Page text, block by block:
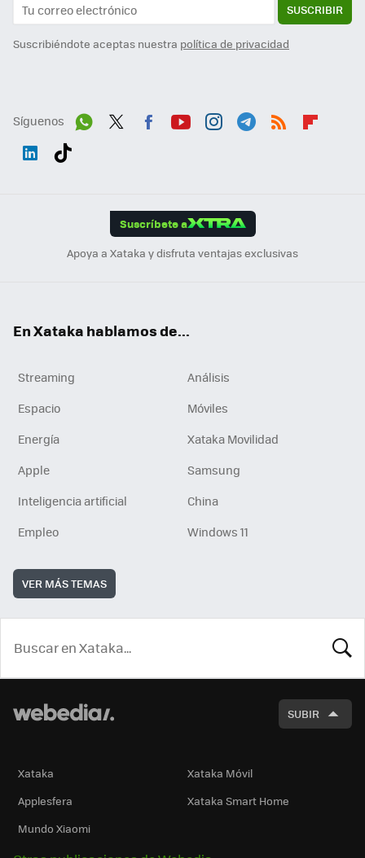
SUSCRIBIR
Suscribiéndote aceptas nuestra política de privacidad
Síguenos
Suscríbete a
Apoya a Xataka y disfruta ventajas exclusivas
En Xataka hablamos de...
Streaming
Análisis
Espacio
Móviles
Energía
Xataka Movilidad
Apple
Samsung
Inteligencia artificial
China
Empleo
Windows 11
VER MÁS TEMAS
SUBIR
Xataka
Xataka Móvil
Applesfera
Xataka Smart Home
Mundo Xiaomi